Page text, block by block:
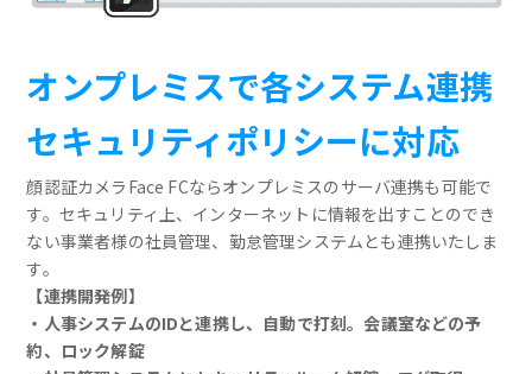
オンプレミスで各システム連携
セキュリティポリシーに対応
顔認証カメラFace FCならオンプレミスのサーバ連携も可能で
す。セキュリティ上、インターネットに情報を出すことのでき
ない事業者様の社員管理、勤怠管理システムとも連携いたしま
す。
【連携開発例】
・人事システムのIDと連携し、自動で打刻。会議室などの予
約、ロック解錠